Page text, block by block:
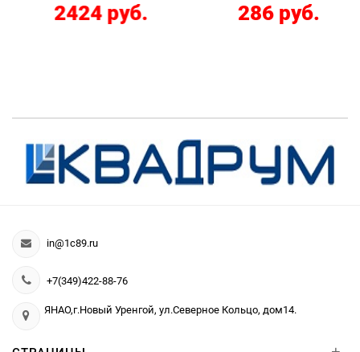
2424 руб. 286 руб.
in@1c89.ru
+7(349)422-88-76
ЯНАО,г.Новый Уренгой, ул.Северное Кольцо, дом14.